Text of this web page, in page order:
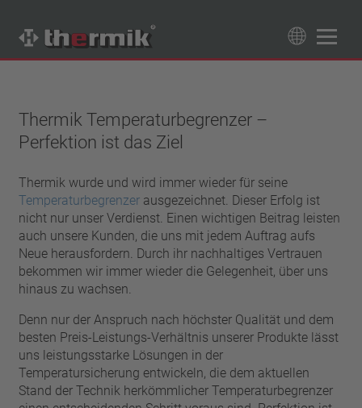
Schaltertyp
Schließer
Temperaturbereich
Standard Temperatur (60 – 200 °C)
Leistungsklasse
1,6 A – 7,5 A
4 A – 25 A
13,5 A – 42 A
Rückstellung
automatisch rückstellend
selbsthaltend (nicht automatisch rückstellend)
Isolierung
Anschluss
Litze
Pin
Draht
Approbationen
VDE
ULFilter anwenden
Thermik Temperaturbegrenzer –
Perfektion ist das Ziel
Thermik wurde und wird immer wieder für seine
Temperaturbegrenzer ausgezeichnet. Dieser Erfolg ist
nicht nur unser Verdienst. Einen wichtigen Beitrag leisten
auch unsere Kunden, die uns mit jedem Auftrag aufs
Neue herausfordern. Durch ihr nachhaltiges Vertrauen
bekommen wir immer wieder die Gelegenheit, über uns
hinaus zu wachsen.
Denn nur der Anspruch nach höchster Qualität und dem
besten Preis-Leistungs-Verhältnis unserer Produkte lässt
uns leistungsstarke Lösungen in der
Temperatursicherung entwickeln, die dem aktuellen
Stand der Technik herkömmlicher Temperaturbegrenzer